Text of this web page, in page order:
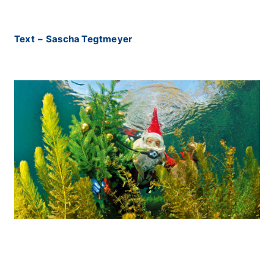
Text – Sascha Tegtmeyer